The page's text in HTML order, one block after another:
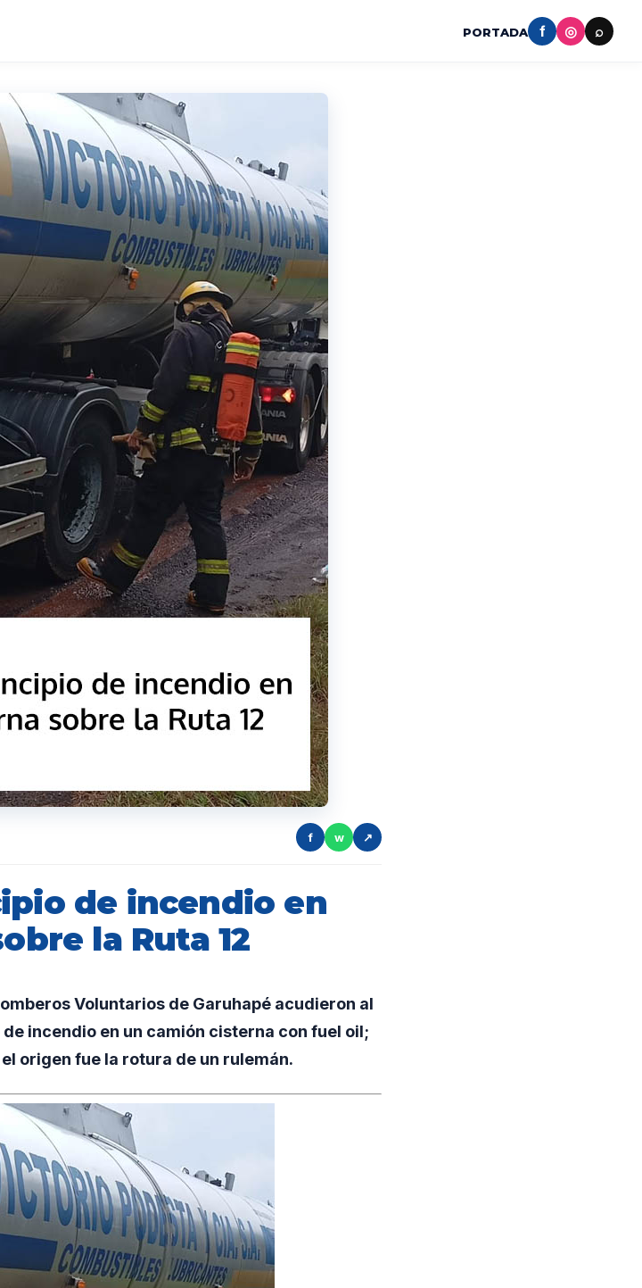
PORTADA f ◎ ⌕
f w ↗
de incendio en
la Ruta 12
Voluntarios de Garuhapé acudieron al
incendio en un camión cisterna con fuel oil;
origen fue la rotura de un rulemán.